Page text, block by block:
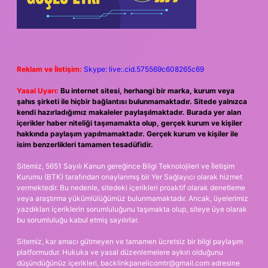
Reklam ve İletişim: Skype: live:.cid.575569c608265c69
Yasal Uyarı: Bu internet sitesi, herhangi bir marka, kurum veya
şahıs şirketi ile hiçbir bağlantısı bulunmamaktadır. Sitede yalnızca
kendi hazırladığımız makaleler paylaşılmaktadır. Burada yer alan
içerikler haber niteliği taşımamakta olup, gerçek kurum ve kişiler
hakkında paylaşım yapılmamaktadır. Gerçek kurum ve kişiler ile
isim benzerlikleri tamamen tesadüfidir.
Sitemiz, 5651 Sayılı Kanun gereğince Bilgi Teknolojileri ve İletişim
Kurumu (BTK) tarafından onaylanmış bir Yer Sağlayıcı olarak hizmet
vermektedir. Bu nedenle, sitedeki içerikleri proaktif olarak denetleme
veya araştırma yükümlülüğümüz bulunmamaktadır. Ancak, üyelerimiz
yazdıkları içeriklerin sorumluluğunu taşımakta olup, siteye üye olarak
bu sorumluluğu kabul etmiş sayılırlar.
Sitemiz, kar amacı gütmeyen ve tamamen ücretsiz bir bilgi paylaşım
platformudur. Hukuka ve yasal düzenlemelere aykırı olduğunu
düşündüğünüz içerikleri, backlinkpanelicomtr@gmail.com adresine